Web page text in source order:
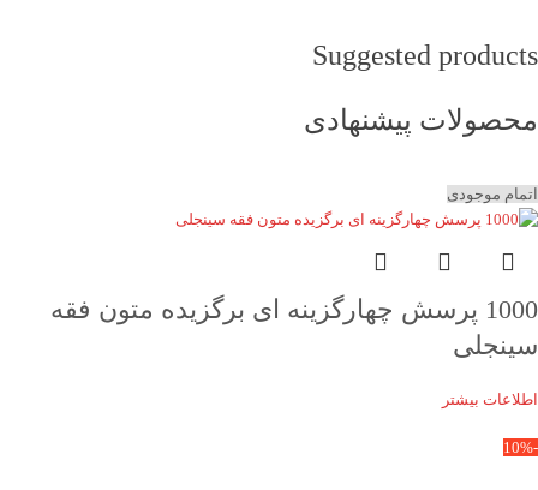
Suggested products
محصولات پیشنهادی
اتمام موجودی
1000 پرسش چهارگزینه ای برگزیده متون فقه
سینجلی
اطلاعات بیشتر
-10%